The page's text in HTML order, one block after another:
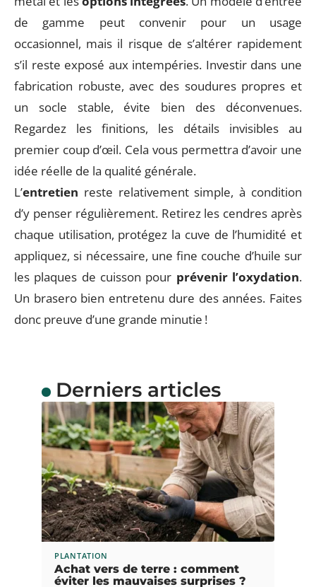
de gamme peut convenir pour un usage
occasionnel, mais il risque de s’altérer rapidement
s’il reste exposé aux intempéries. Investir dans une
fabrication robuste, avec des soudures propres et
un socle stable, évite bien des déconvenues.
Regardez les finitions, les détails invisibles au
premier coup d’œil. Cela vous permettra d’avoir une
idée réelle de la qualité générale.
L’entretien reste relativement simple, à condition
d’y penser régulièrement. Retirez les cendres après
chaque utilisation, protégez la cuve de l’humidité et
appliquez, si nécessaire, une fine couche d’huile sur
les plaques de cuisson pour prévenir l’oxydation.
Un brasero bien entretenu dure des années. Faites
donc preuve d’une grande minutie !
Derniers articles
PLANTATION
Achat vers de terre : comment
éviter les mauvaises surprises ?